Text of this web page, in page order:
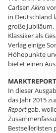
CarlsenAkira
in Deutschland
große
Klassiker als
Verlag einige
Höhepunkte
bietet einen
In dieser
das Jahr 2015
Reportgab,
Bestsellerlisten